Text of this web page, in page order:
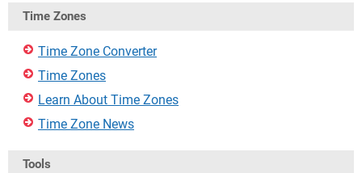
Time Zones
Time Zone Converter
Time Zones
Learn About Time Zones
Time Zone News
Tools